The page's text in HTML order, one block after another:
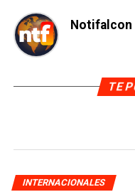
Notifalcon
TE
INTERNACIONALES